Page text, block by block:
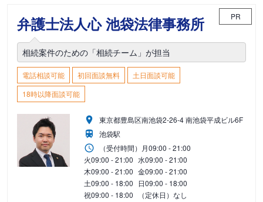
弁護士法人心 池袋法律事務所 PR
相続案件のための「相続チーム」が担当
電話相談可能 初回面談無料
土日面談可能
18時以降面談可能
東京都豊島区南池袋2-26-4 南池袋平成ビル6F
池袋駅
（受付時間） 月09:00 - 21:00
火09:00 - 21:00 水09:00 - 21:00
木09:00 - 21:00 金09:00 - 21:00
土09:00 - 18:00 日09:00 - 18:00
祝09:00 - 18:00 （定休日）なし